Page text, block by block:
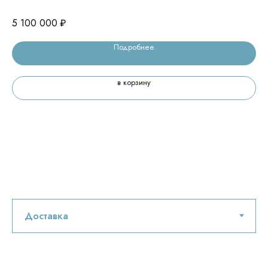
5 100 000 ₽
Подробнее
в корзину
Главная
Продукция
Лицензирование
Изготовление хирургических шаблонов